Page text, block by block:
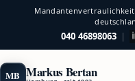
040 46898063 |
MB Markus Bertan